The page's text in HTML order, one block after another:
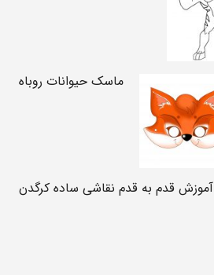
ماسک حیوانات روباه
آموزش قدم به قدم نقاشی ساده کرگدن